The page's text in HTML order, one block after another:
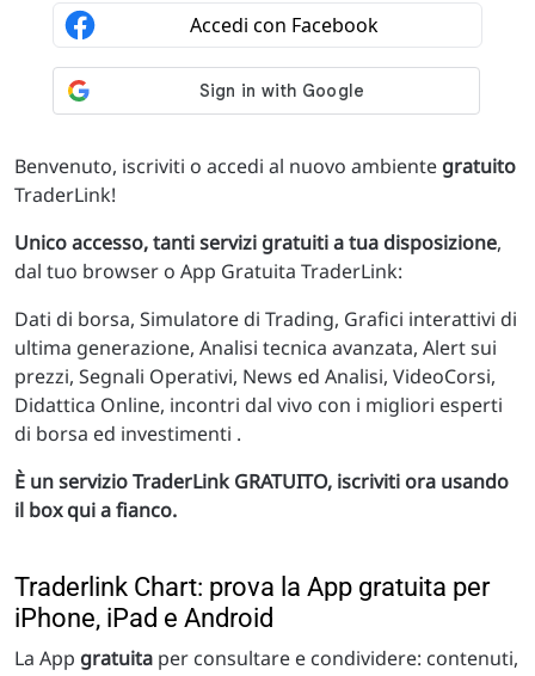
Benvenuto, iscriviti o accedi al nuovo ambiente gratuito
TraderLink!
Unico accesso, tanti servizi gratuiti a tua disposizione,
dal tuo browser o App Gratuita TraderLink:
Dati di borsa, Simulatore di Trading, Grafici interattivi di
ultima generazione, Analisi tecnica avanzata, Alert sui
prezzi, Segnali Operativi, News ed Analisi, VideoCorsi,
Didattica Online, incontri dal vivo con i migliori esperti
di borsa ed investimenti .
È un servizio TraderLink GRATUITO, iscriviti ora usando
il box qui a fianco.
Traderlink Chart: prova la App gratuita per
iPhone, iPad e Android
La App gratuita per consultare e condividere: contenuti,